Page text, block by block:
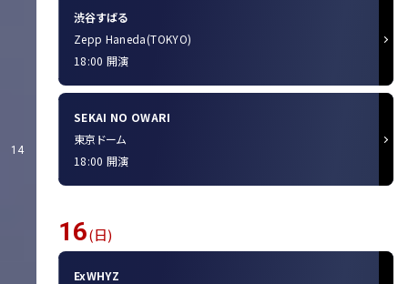
14
渋谷すばる
Zepp Haneda(TOKYO)
18:00 開演
SEKAI NO OWARI
東京ドーム
18:00 開演
16(日)
ExWHYZ